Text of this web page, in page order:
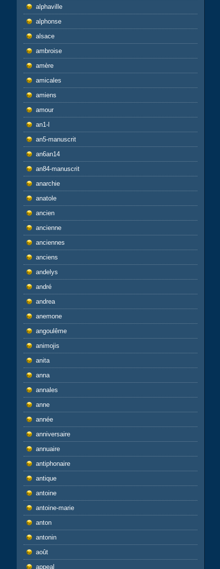
alphaville
alphonse
alsace
ambroise
amère
amicales
amiens
amour
an1-l
an5-manuscrit
an6an14
an84-manuscrit
anarchie
anatole
ancien
ancienne
anciennes
anciens
andelys
andré
andrea
anemone
angoulême
animojis
anita
anna
annales
anne
année
anniversaire
annuaire
antiphonaire
antique
antoine
antoine-marie
anton
antonin
août
appeal